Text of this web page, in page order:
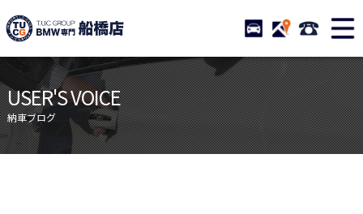
TUCグループ BMW専門 船
STOCK ACCESS 047-
ニュース
在庫リスト
目玉車両一覧
店舗紹介
保証＆サービス
アクセスマップ
USER'S VOICE
納車ブログ